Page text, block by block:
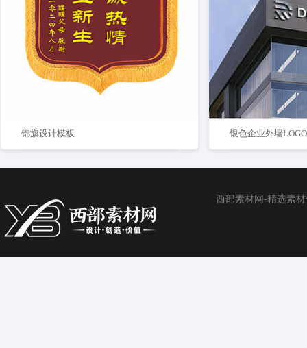
锦旗设计模板 银色企业外墙
西部素材网-精选素